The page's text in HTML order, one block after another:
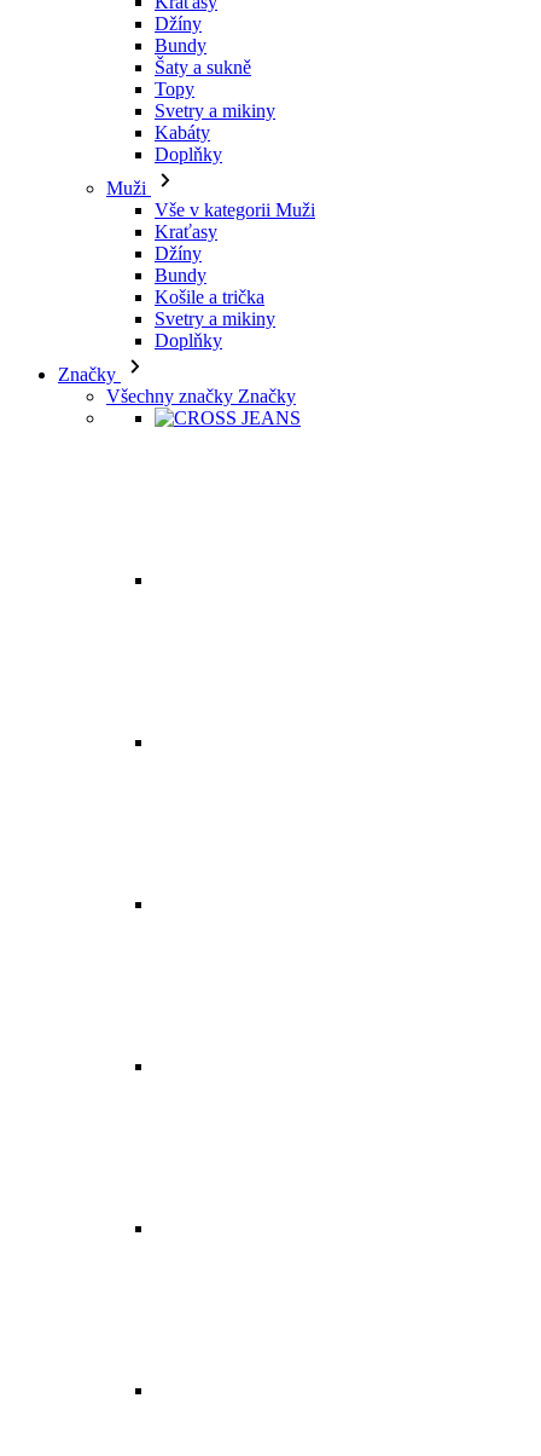
Džíny
Bundy
Šaty a sukně
Topy
Svetry a mikiny
Kabáty
Doplňky
Muži
Vše v kategorii Muži
Kraťasy
Džíny
Bundy
Košile a trička
Svetry a mikiny
Doplňky
Značky
Všechny značky Značky